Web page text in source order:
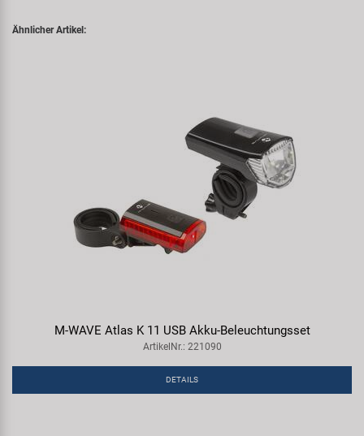
Ähnlicher Artikel:
M-WAVE Atlas K 11 USB Akku-Beleuchtungsset
ArtikelNr.: 221090
DETAILS